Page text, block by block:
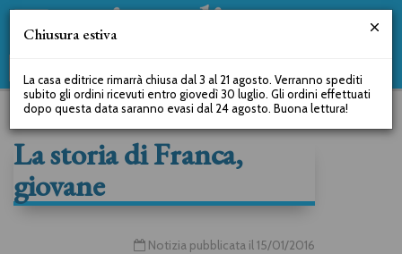
La storia di Franca,
giovane
Notizia pubblicata il 15/01/2016
Chiusura estiva
La casa editrice rimarrà chiusa dal 3 al 21 agosto. Verranno spediti
subito gli ordini ricevuti entro giovedì 30 luglio. Gli ordini effettuati
dopo questa data saranno evasi dal 24 agosto. Buona lettura!